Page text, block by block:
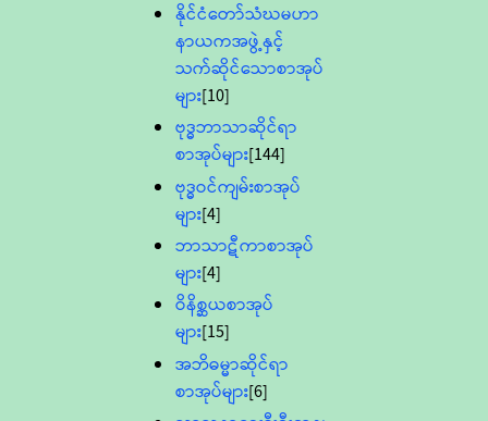
နိုင်ငံတော်သံဃမဟာ
နာယကအဖွဲ့နှင့်
သက်ဆိုင်သောစာအုပ်
များ[10]
ဗုဒ္ဓဘာသာဆိုင်ရာ
စာအုပ်များ[144]
ဗုဒ္ဓဝင်ကျမ်းစာအုပ်
များ[4]
ဘာသာဋီကာစာအုပ်
များ[4]
ဝိနိစ္ဆယစာအုပ်
များ[15]
အဘိဓမ္မာဆိုင်ရာ
စာအုပ်များ[6]